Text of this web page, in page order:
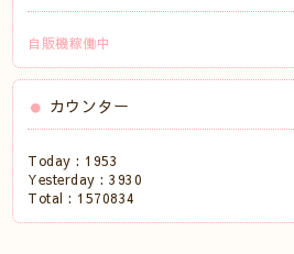
自販機稼働中
カウンター
Today : 1953
Yesterday :3930
Total : 1570834